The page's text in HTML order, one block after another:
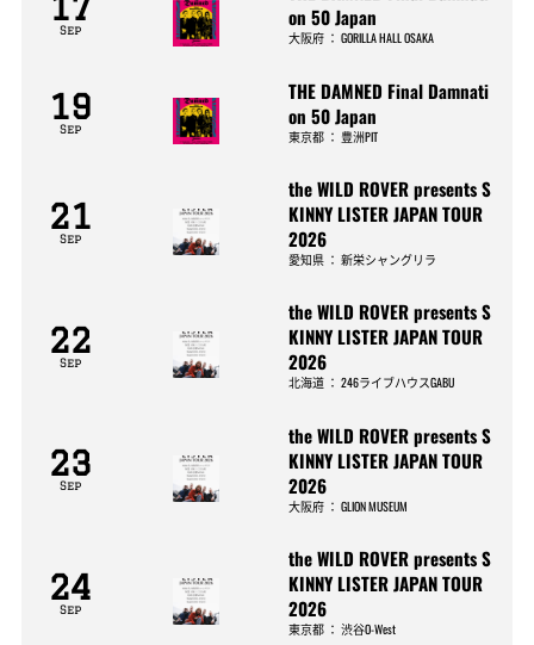
Sep
on 50 Japan
大阪府 ：GORILLA HALL OSAKA
19
Sep
THE DAMNED Final Damnati
on 50 Japan
東京都 ：豊洲PIT
21
Sep
the WILD ROVER presents S
KINNY LISTER JAPAN TOUR
2026
愛知県 ：新栄シャングリラ
22
Sep
the WILD ROVER presents S
KINNY LISTER JAPAN TOUR
2026
北海道 ：246ライブハウスGABU
23
Sep
the WILD ROVER presents S
KINNY LISTER JAPAN TOUR
2026
大阪府 ：GLION MUSEUM
24
Sep
the WILD ROVER presents S
KINNY LISTER JAPAN TOUR
2026
東京都 ：渋谷O-West